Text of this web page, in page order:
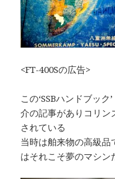
<FT-400Sの広告>
この‘SSBハンドブッ
介の記事がありコリン
されている
当時は舶来物の高級品
はそれこそ夢のマシン